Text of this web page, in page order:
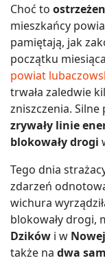
Choć to
mieszkańcy
pamiętają, jak
początku
powiat
trwała zaledwie
zniszczenia.
zrywały linie
blokowały drogi
Tego dnia
zdarzeń
wichura
blokowały drogi,
Dzików i w
także na dwa